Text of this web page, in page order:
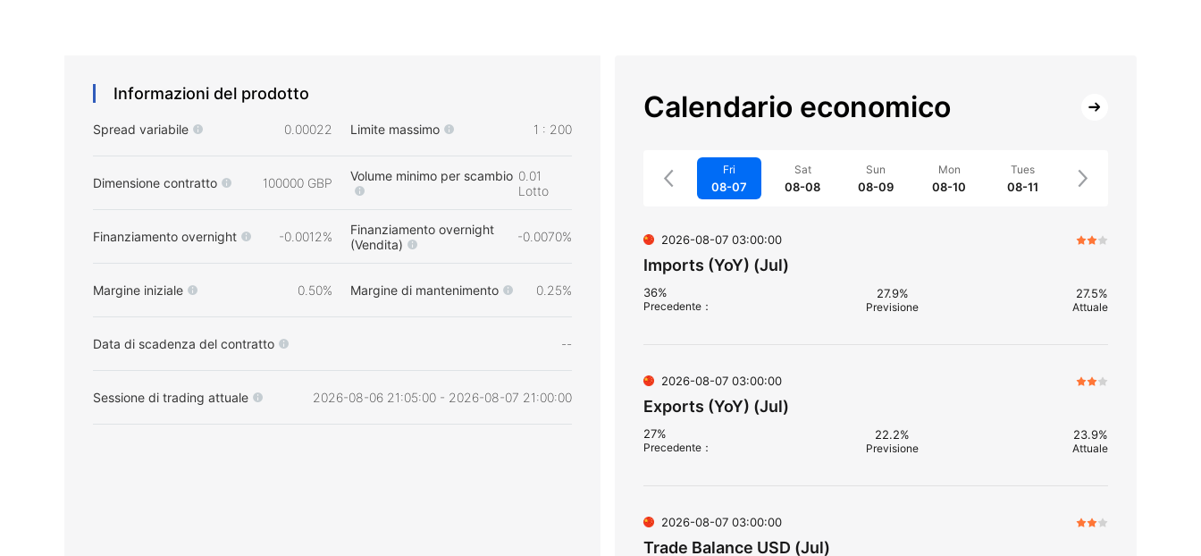
Informazioni del prodotto
Spread variabile 0.00022 Limite massimo 1 : 200
Dimensione contratto 100000 GBP Volume minimo per scambio 0.01
Lotto
Finanziamento overnight -0.0012%
Finanziamento overnight
(Vendita)
-0.0070%
Margine iniziale 0.50% Margine di mantenimento 0.25%
Data di scadenza del contratto --
Sessione di trading attuale 2026-08-06 21:05:00 - 2026-08-07 21:00:00
Calendario economico
Fri
08-07
Sat
08-08
Sun
08-09
Mon
08-10
Tues
08-11
2026-08-07 03:00:00
Imports (YoY) (Jul)
36%
Precedente ：
27.9%
Previsione
27.5%
Attuale
2026-08-07 03:00:00
Exports (YoY) (Jul)
27%
Precedente ：
22.2%
Previsione
23.9%
Attuale
2026-08-07 03:00:00
Trade Balance USD (Jul)